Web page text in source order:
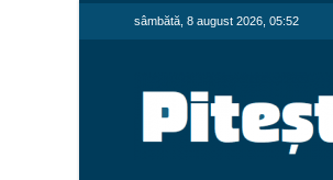
sâmbătă, 8 august 2026, 05:52